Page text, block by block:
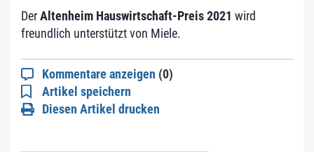
DerAltenheim Hauswirtschaft-Preis 2021 wird
freundlich unterstützt von Miele.
Kommentare anzeigen (0)
Artikel speichern
Diesen Artikel drucken